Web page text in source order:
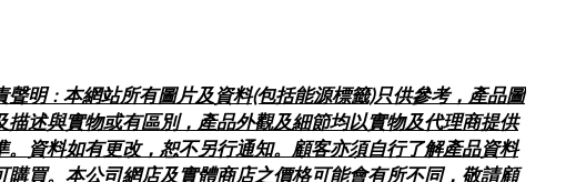
聲明 : 本網站所有圖片及資料(包括能源標籤)只供參考，產品圖
描述與實物或有區別，產品外觀及細節均以實物及代理商提供
。資料如有更改，恕不另行通知。顧客亦須自行了解產品資料
購買。本公司網店及實體商店之價格可能會有所不同，敬請顧